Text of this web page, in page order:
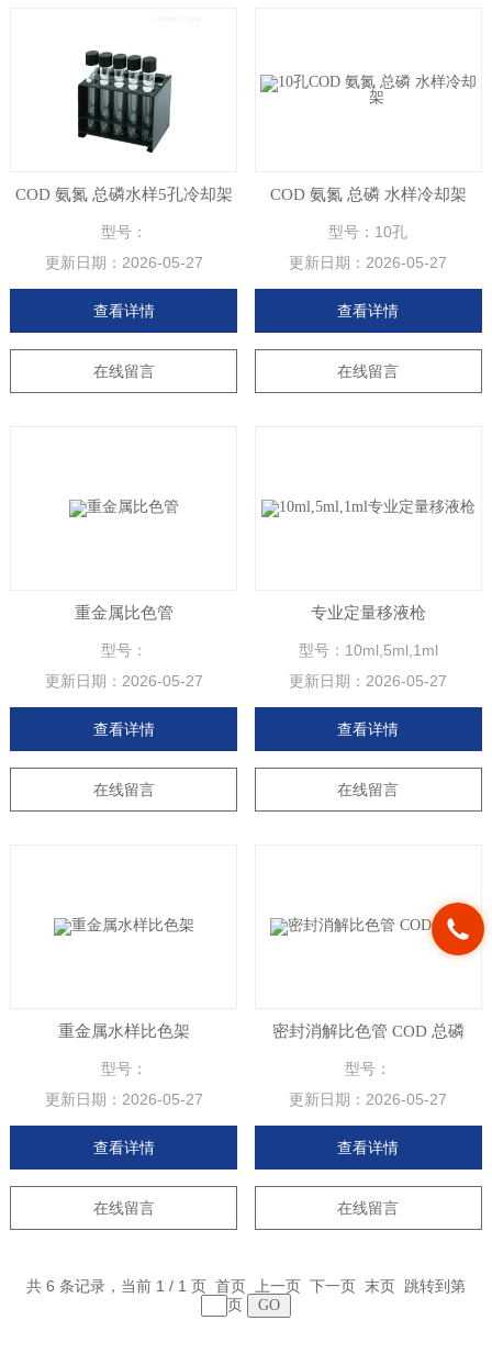
COD 氨氮 总磷水样5孔冷却架
型号：
更新日期： 2026-05-27
查看详情
在线留言
COD 氨氮 总磷 水样冷却架
型号：10孔
更新日期： 2026-05-27
查看详情
在线留言
重金属比色管
型号：
更新日期： 2026-05-27
查看详情
在线留言
专业定量移液枪
型号：10ml,5ml,1ml
更新日期： 2026-05-27
查看详情
在线留言
重金属水样比色架
型号：
更新日期： 2026-05-27
查看详情
在线留言
密封消解比色管 COD 总磷
型号：
更新日期： 2026-05-27
查看详情
在线留言
共 6 条记录，当前 1 / 1 页 首页 上一页 下一页 末页 跳转到第
页